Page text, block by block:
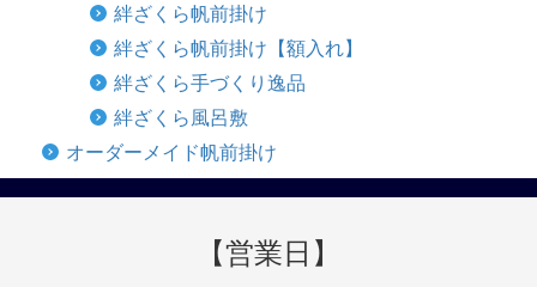
絆ざくら帆前掛け
絆ざくら帆前掛け【額入れ】
絆ざくら手づくり逸品
絆ざくら風呂敷
オーダーメイド帆前掛け
【営業日】